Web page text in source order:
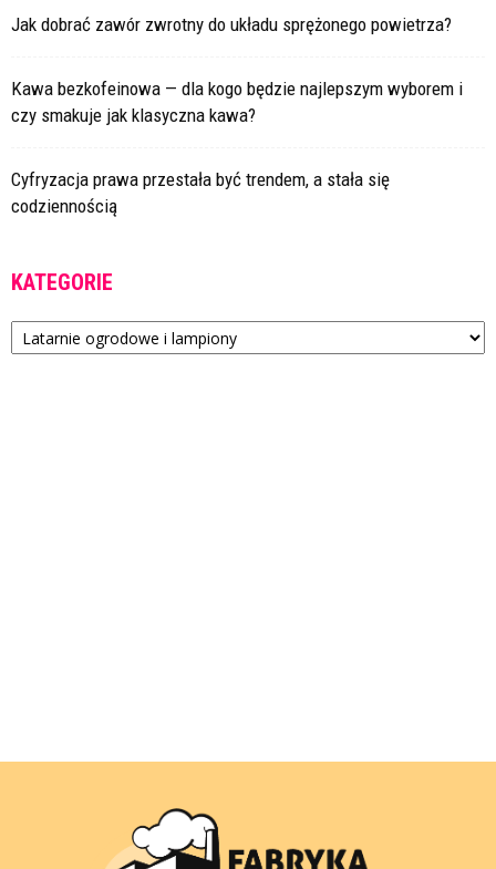
Jak dobrać zawór zwrotny do układu sprężonego powietrza?
Kawa bezkofeinowa — dla kogo będzie najlepszym wyborem i
czy smakuje jak klasyczna kawa?
Cyfryzacja prawa przestała być trendem, a stała się
codziennością
KATEGORIE
Kategorie